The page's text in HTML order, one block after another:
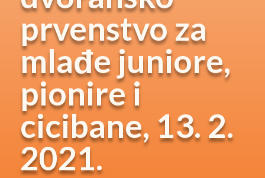
prvenstvo za
mlađe juniore,
pionire i
cicibane, 13. 2.
2021.